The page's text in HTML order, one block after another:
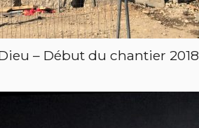
– Début du chantier 2018